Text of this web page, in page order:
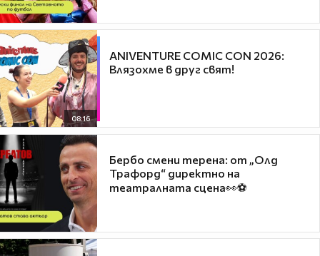
08:16
ANIVENTURE COMIC CON 2026:
Влязохме в друг свят!
Бербо смени терена: от „Олд
Трафорд“ директно на
театралната сцена👀⚽